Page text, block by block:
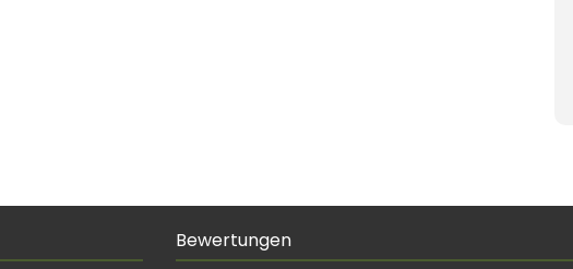
Bewertungen